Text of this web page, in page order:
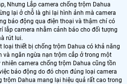
Nhưng Lắp camera chống trộm Dahua
lại ở chỗ là ghi lại hình ảnh mà camera
báo động qua điện thoại và thậm chí có
lắp camera nhằm cảnh báo cho đối tượng
rút lui.
loại thiết bị chống trộm Dahua có khả năng
và ngăn ngừa nạn trộm cắp ở trong một
camera chống trộm Dahua cũng tồn
báo động do đó chọn đúng loại camera
trộm Dahua mang lại hiệu quả rất cao trong